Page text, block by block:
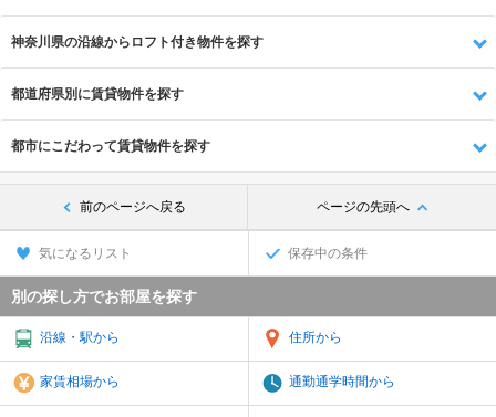
神奈川県の沿線からロフト付き物件を探す
都道府県別に賃貸物件を探す
都市にこだわって賃貸物件を探す
前のページへ戻る ページの先頭へ
気になるリスト 保存中の条件
別の探し方でお部屋を探す
沿線・駅から 住所から
家賃相場から 通勤通学時間から